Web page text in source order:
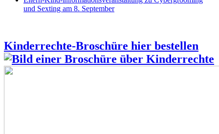
und Sexting am 8. September
Kinderrechte-Broschüre hier bestellen